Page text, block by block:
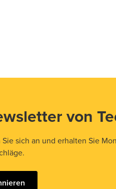
von
sich an und erhalten Sie